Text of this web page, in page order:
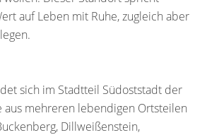
auf Leben mit Ruhe, zugleich aber
sich im Stadtteil Südoststadt der
aus mehreren lebendigen Ortsteilen
Dillweißenstein,